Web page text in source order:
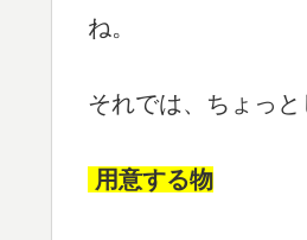
ね。
それでは、ちょっ
用意する物